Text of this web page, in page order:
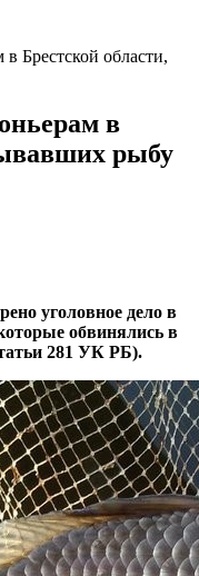
Брестской области,
в
рыбу
уголовное дело в
обвинялись в
281 УК РБ).